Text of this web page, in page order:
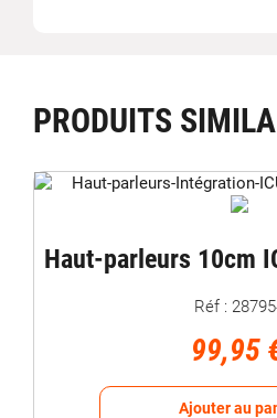
PRODUITS
Haut-parleurs 10cm
Réf :
99,95
Ajouter au